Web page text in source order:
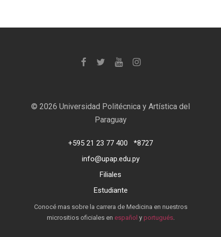
© 2026 Universidad Politécnica y Artística del
Paraguay
+595 21 23 77 400
*8727
info@upap.edu.py
Filiales
Estudiante
Conocé mas sobre la carrera de Medicina en nuestros
micrositios oficiales en español y portugués.